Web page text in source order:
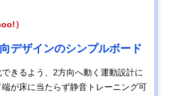
）
デザインのシンプルボード
きるよう、2方向へ動く運動設計に
が床に当たらず静音トレーニング可